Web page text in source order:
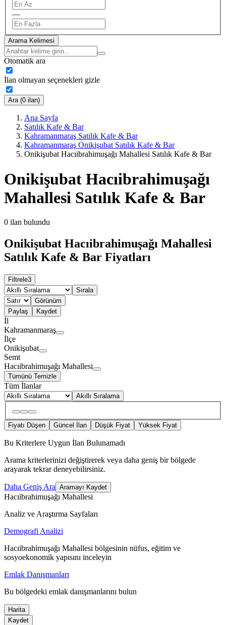
—
Arama Kelimesi
Otomatik ara
İlan olmayan seçenekleri gizle
Ara (0 ilan)
Ana Sayfa
Satılık Kafe & Bar
Kahramanmaraş Satılık Kafe & Bar
Kahramanmaraş Onikişubat Satılık Kafe & Bar
Onikişubat Hacıibrahimuşağı Mahallesi Satılık Kafe & Bar
Onikişubat Hacıibrahimuşağı
Mahallesi Satılık Kafe & Bar
0 ilan bulundu
Onikişubat Hacıibrahimuşağı Mahallesi
Satılık Kafe & Bar Fiyatları
Filtrele3
Sırala
Görünüm
Paylaş
Kaydet
İl
Kahramanmaraş
İlçe
Onikişubat
Semt
Hacıibrahimuşağı Mahallesi
Tümünü Temizle
Tüm İlanlar
Akıllı Sıralama
Fiyatı Düşen Güncel İlan Düşük Fiyat Yüksek Fiyat
Bu Kriterlere Uygun İlan Bulunamadı
Arama kriterlerinizi değiştirerek veya daha geniş bir bölgede
arayarak tekrar deneyebilirsiniz.
Daha Geniş Ara Aramayı Kaydet
Hacıibrahimuşağı Mahallesi
Analiz ve Araştırma Sayfaları
Demografi Analizi
Hacıibrahimuşağı Mahallesi bölgesinin nüfus, eğitim ve
sosyoekonomik yapısını inceleyin
Emlak Danışmanları
Bu bölgedeki emlak danışmanlarını bulun
Harita
Kaydet